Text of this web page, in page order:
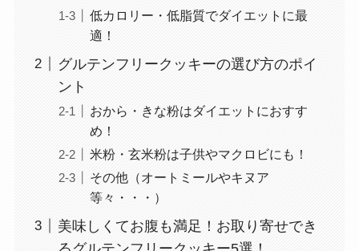
低カロリー・低脂質でダイエットに最
適！
グルテンフリークッキーの選び方のポイ
ント
おから・きな粉はダイエットにおすす
め！
米粉・玄米粉は子供やマクロビにも！
その他（オートミールやキヌア
等々・・・）
美味しくてお腹も満足！お取り寄せでき